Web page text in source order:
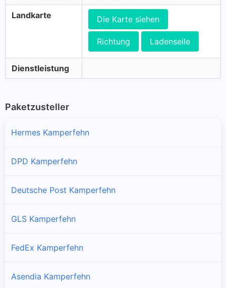
Landkarte Die Karte siehen
Richtung Ladenseile
Dienstleistung
Paketzusteller
Hermes Kamperfehn
DPD Kamperfehn
Deutsche Post Kamperfehn
GLS Kamperfehn
FedEx Kamperfehn
Asendia Kamperfehn